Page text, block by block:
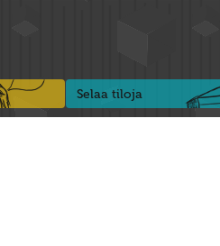
Selaa tiloja